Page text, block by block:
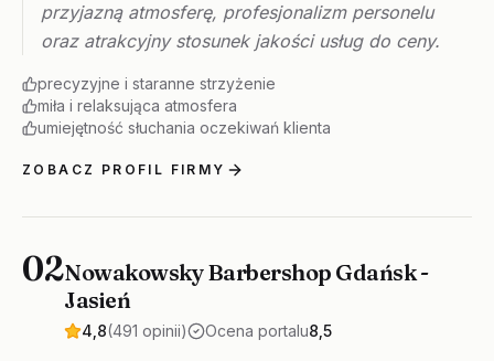
przyjazną atmosferę, profesjonalizm personelu
oraz atrakcyjny stosunek jakości usług do ceny.
precyzyjne i staranne strzyżenie
miła i relaksująca atmosfera
umiejętność słuchania oczekiwań klienta
ZOBACZ PROFIL FIRMY
02Nowakowsky Barbershop Gdańsk -
Jasień
4,8(491 opinii) Ocena portalu8,5